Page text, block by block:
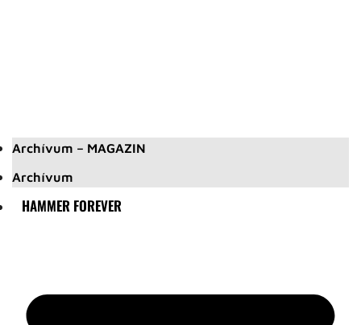
Archívum – MAGAZIN
Archívum
HAMMER FOREVER